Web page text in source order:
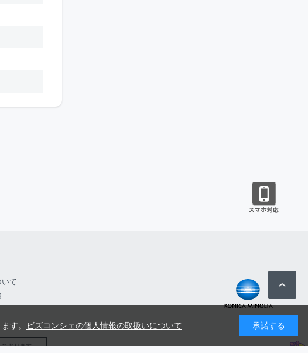
て
ております
す。 ビズコンシェの個人情報の取扱いについて 承諾する